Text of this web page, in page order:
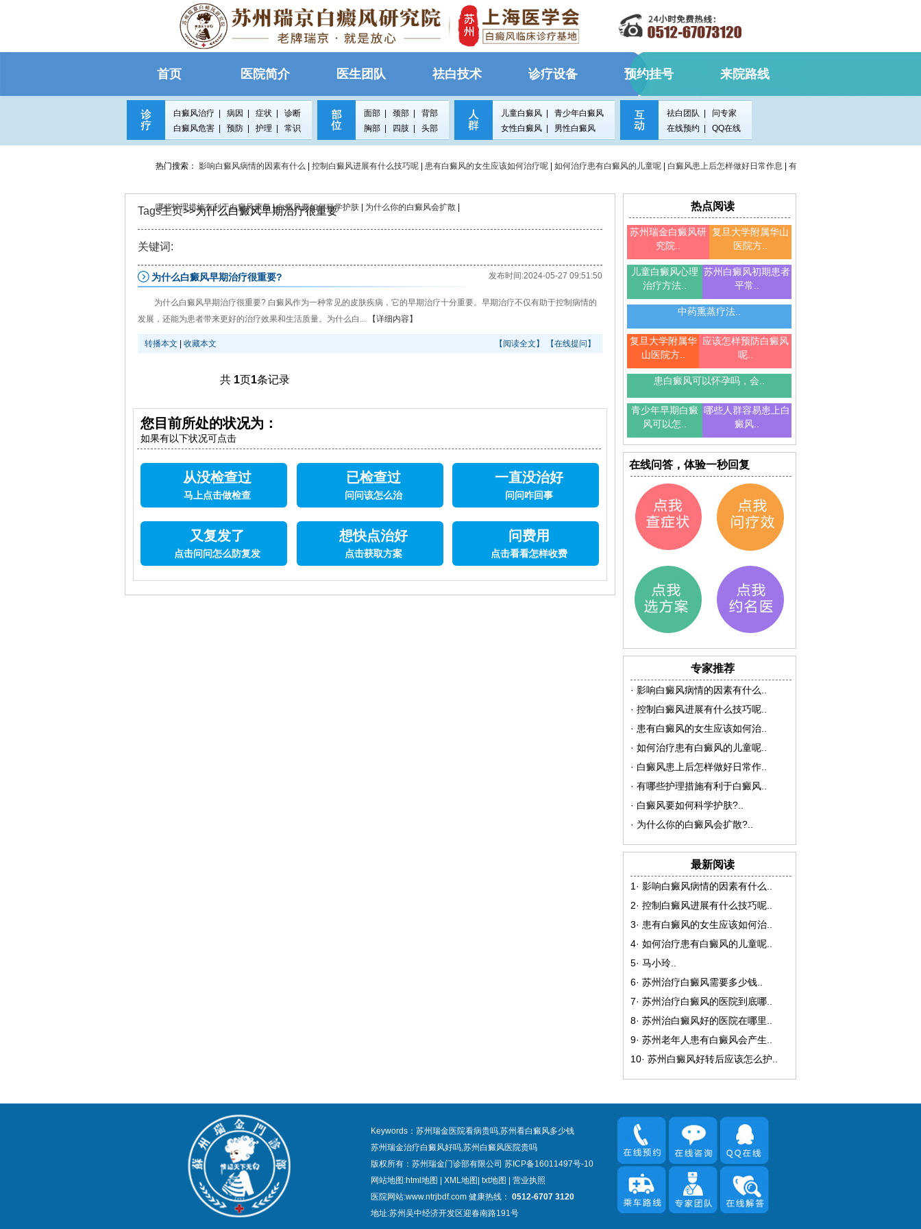
首页 医院简介 医生团队 祛白技术 诊疗设备 预约挂号 来院路线
白癜风治疗 病因 症状
诊断
白癜风危害
预防 护理 常识
面部 颈部
背部
胸部
四肢 头部
儿童白癜风
青少年白癜风
女性白癜风
男性白癜风
祛白团队
问专家
在线预约
QQ在线
热门搜索： 影响白癜风病情的因素有什么 控制白癜风进展有什么技巧呢 患有白癜风的女生应该如何治疗呢 如何治疗患有白癜风的儿童呢 白癜风患上后怎样做好日常作息 有
哪些护理措施有利于白癜风康复 |白癜风要如何科学护肤 为什么你的白癜风会扩散
Tags主页>>为什么白癜风早期治疗很重要
关键词:
为什么白癜风早期治疗很重要? 发布时间:2024-05-27 09:51:50
为什么白癜风早期治疗很重要? 白癜风作为一种常见的皮肤疾病，它的早期治疗十分重要。早期治疗不仅有助于控制病情的
发展，还能为患者带来更好的治疗效果和生活质量。为什么白...
【详细内容】
转播本文 收藏本文 【阅读全文】 【在线提问】
共 1页1条记录
您目前所处的状况为：
如果有以下状况可点击
从没检查过
马上点击做检查
已检查过
问问该怎么治
一直没治好
问问咋回事
又复发了
点击问问怎么防复发
想快点治好
点击获取方案
问费用
点击看看怎样收费
热点阅读
苏州瑞金白癜风研
究院..
复旦大学附属华山
医院方..
儿童白癜风心理
治疗方法..
苏州白癜风初期患者
平常..
中药熏蒸疗法..
复旦大学附属华
山医院方..
应该怎样预防白癜风
呢..
患白癜风可以怀孕吗，会..
青少年早期白癜
风可以怎..
哪些人群容易患上白
癜风..
在线问答，体验一秒回复
专家推荐
· 影响白癜风病情的因素有什么
· 控制白癜风进展有什么技巧呢
· 患有白癜风的女生应该如何治
· 如何治疗患有白癜风的儿童呢
· 白癜风患上后怎样做好日常作
· 有哪些护理措施有利于白癜风
· 白癜风要如何科学护肤?
· 为什么你的白癜风会扩散?
最新阅读
1· 影响白癜风病情的因素有什么
2· 控制白癜风进展有什么技巧呢
3· 患有白癜风的女生应该如何治
4· 如何治疗患有白癜风的儿童呢
5· 马小玲
6· 苏州治疗白癜风需要多少钱
7· 苏州治疗白癜风的医院到底哪
8· 苏州治白癜风好的医院在哪里
9· 苏州老年人患有白癜风会产生
10· 苏州白癜风好转后应该怎么护
Keywords：苏州瑞金医院看病贵吗,苏州看白癜风多少钱
苏州瑞金治疗白癜风好吗,苏州白癜风医院贵吗
版权所有：苏州瑞金门诊部有限公司 苏ICP备16011497号-10
网站地图:html地图 XML地图 txt地图
营业执照
医院网站:www.ntrjbdf.com 健康热线： 0512-6707 3120
地址:苏州吴中经济开发区迎春南路191号